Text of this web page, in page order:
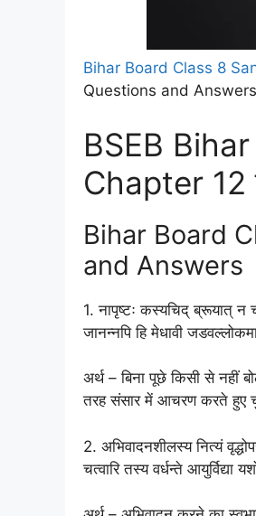
Bihar Board Class 8
Questions and
BSEB
Chapter 12
Bihar Board
and Answers
1. नापृष्टः कस्यचिद् ब्रूयात् न
जानन्नपि हि मेधावी
अर्थ – बिना पूछे किसी से नहीं
तरह संसार में आचरण करते हुए
2. अभिवादनशीलस्य नित्यं
चत्वारि तस्य वर्धन्ते आयुर्विद्या